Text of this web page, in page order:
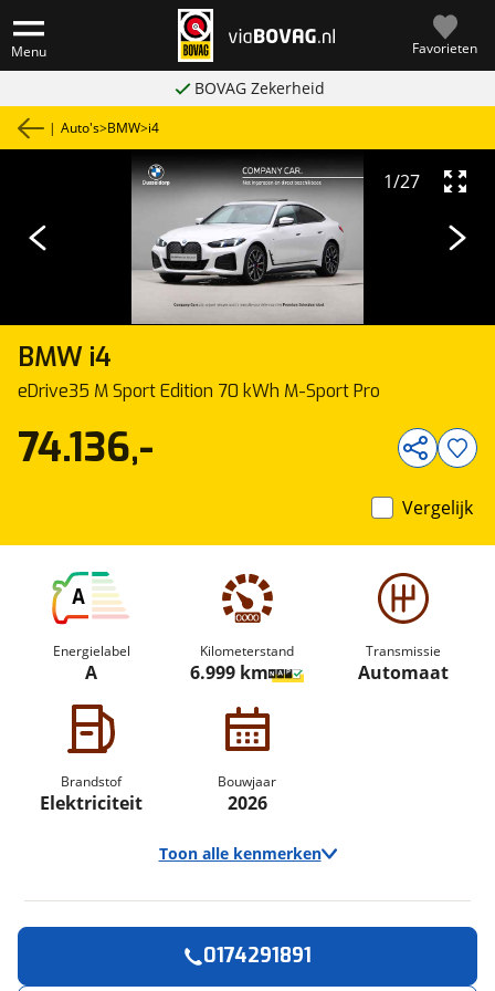
Menu Favorieten
BOVAG Zekerheid
| Auto's>BMW>i4
BMW i4
eDrive35 M Sport Edition 70 kWh M-Sport Pro
1/27
A
Energielabel
A
Kilometerstand
6.999 km
Transmissie
Automaat
Brandstof
Elektriciteit
Bouwjaar
2026
Toon alle kenmerken
74.136,-
Vergelijk
0174291891
proefritaan!
vraag!
Ontvang gratis jouw